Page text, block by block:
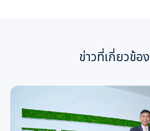
ข่าวที่เกี่ยวข้อง